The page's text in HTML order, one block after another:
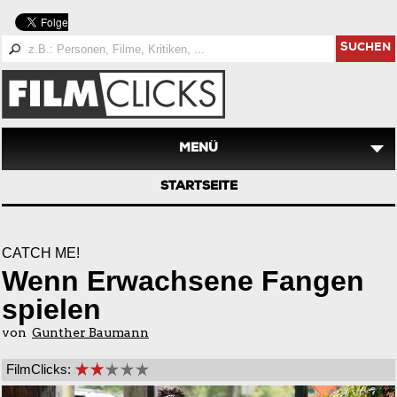
SUCHEN
MENÜ
STARTSEITE
CATCH ME!
Wenn Erwachsene Fangen
spielen
von Gunther Baumann
FilmClicks: